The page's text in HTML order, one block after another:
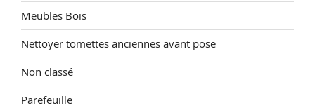
Meubles Bois
Nettoyer tomettes anciennes avant pose
Non classé
Parefeuille